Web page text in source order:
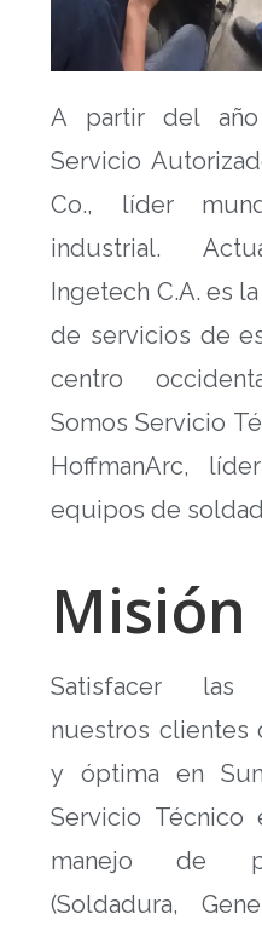
A partir del
Servicio
Co., líder
industrial.
Ingetech C.A. es
de servicios de
centro
Somos Servicio
HoffmanArc,
equipos de
Misión
Satisfacer las
nuestros clientes
y óptima en
Servicio
manejo de
(Soldadura,